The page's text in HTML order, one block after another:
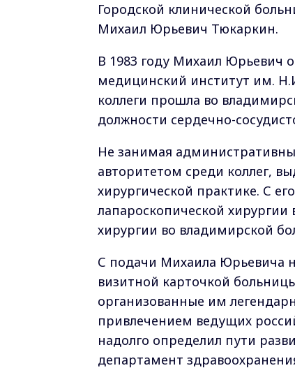
Городской клинической
Михаил Юрьевич Тюкаркин.
В 1983 году Михаил Юрьевич
медицинский институт им.
коллеги прошла во
должности сердечно-
Не занимая
авторитетом среди коллег,
хирургической практике. С
лапароскопической хирургии
хирургии во владимирской
С подачи Михаила Юрьевича
визитной карточкой
организованные им
привлечением ведущих
надолго определил пути
департамент